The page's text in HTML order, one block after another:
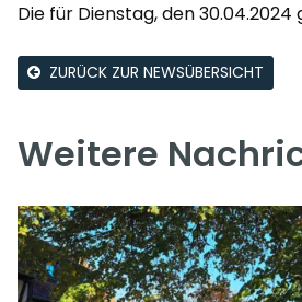
Die für Dienstag, den
ZURÜCK ZUR NEWSÜBERSICHT
Weitere